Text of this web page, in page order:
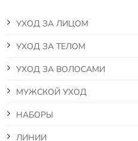
УХОД ЗА ЛИЦОМ
УХОД ЗА ТЕЛОМ
УХОД ЗА ВОЛОСАМИ
МУЖСКОЙ УХОД
НАБОРЫ
ЛИНИИ